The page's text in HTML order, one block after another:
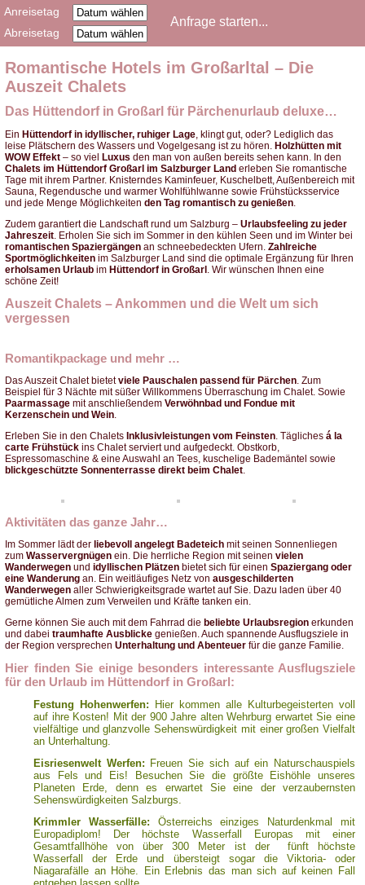
Anreisetag
Abreisetag
Romantische Hotels im Großarltal – Die
Auszeit Chalets
Das Hüttendorf in Großarl für Pärchenurlaub deluxe…
Ein Hüttendorf in idyllischer, ruhiger Lage, klingt gut, oder? Lediglich das
leise Plätschern des Wassers und Vogelgesang ist zu hören. Holzhütten mit
WOW Effekt – so viel Luxus den man von außen bereits sehen kann. In den
Chalets im Hüttendorf Großarl im Salzburger Land erleben Sie romantische
Tage mit ihrem Partner. Knisterndes Kaminfeuer, Kuschelbett, Außenbereich mit
Sauna, Regendusche und warmer Wohlfühlwanne sowie Frühstücksservice
und jede Menge Möglichkeiten den Tag romantisch zu genießen.
Zudem garantiert die Landschaft rund um Salzburg – Urlaubsfeeling zu jeder
Jahreszeit. Erholen Sie sich im Sommer in den kühlen Seen und im Winter bei
romantischen Spaziergängen an schneebedeckten Ufern. Zahlreiche
Sportmöglichkeiten im Salzburger Land sind die optimale Ergänzung für Ihren
erholsamen Urlaub im Hüttendorf in Großarl . Wir wünschen Ihnen eine
schöne Zeit!
Auszeit Chalets – Ankommen und die Welt um sich
vergessen
Romantikpackage und mehr …
Das Auszeit Chalet bietetviele Pauschalen passend für Pärchen. Zum
Beispiel für 3 Nächte mit süßer Willkommens Überraschung im Chalet. Sowie
Paarmassage mit anschließendem Verwöhnbad und Fondue mit
Kerzenschein und Wein.
Erleben Sie in den Chalets Inklusivleistungen vom Feinsten. Tägliches á la
carte Frühstück ins Chalet serviert und aufgedeckt. Obstkorb,
Espressomaschine & eine Auswahl an Tees, kuschelige Bademäntel sowie
blickgeschützte Sonnenterrasse direkt beim Chalet.
Aktivitäten das ganze Jahr…
Im Sommer lädt der liebevoll angelegt Badeteich mit seinen Sonnenliegen
zum Wasservergnügen ein. Die herrliche Region mit seinen vielen
Wanderwegen und idyllischen Plätzen bietet sich für einen Spaziergang oder
eine Wanderung an. Ein weitläufiges Netz von ausgeschilderten
Wanderwegen aller Schwierigkeitsgrade wartet auf Sie. Dazu laden über 40
gemütliche Almen zum Verweilen und Kräfte tanken ein.
Gerne können Sie auch mit dem Fahrrad die beliebte Urlaubsregion erkunden
und dabei traumhafte Ausblicke genießen. Auch spannende Ausflugsziele in
der Region versprechen Unterhaltung und Abenteuer für die ganze Familie.
Hier finden Sie einige besonders interessante Ausflugsziele
für den Urlaub im Hüttendorf in Großarl:
Festung Hohenwerfen:
Hier kommen alle Kulturbegeisterten voll
auf ihre Kosten! Mit der 900 Jahre alten Wehrburg erwartet Sie eine
vielfältige und glanzvolle Sehenswürdigkeit mit einer großen Vielfalt
an Unterhaltung.
Eisriesenwelt Werfen: Freuen Sie sich auf ein Naturschauspiels
aus Fels und Eis! Besuchen Sie die größte Eishöhle unseres
Planeten Erde, denn es erwartet Sie eine der verzaubernsten
Sehenswürdigkeiten Salzburgs.
Krimmler Wasserfälle: Österreichs einziges Naturdenkmal mit
Europadiplom! Der höchste Wasserfall Europas mit einer
Gesamtfallhöhe von über 300 Meter ist der fünft höchste
Wasserfall der Erde und übersteigt sogar die Viktoria- oder
Niagarafälle an Höhe. Ein Erlebnis das man sich auf keinen Fall